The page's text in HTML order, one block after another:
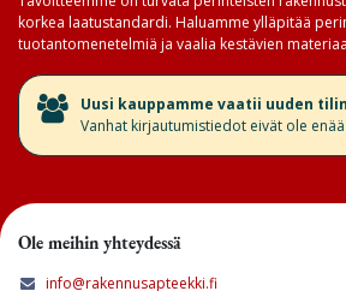
korkea laatustandardi. Haluamme ylläpitää
tuotantomenetelmiä ja vaalia kestävien
​Uusi kauppamme vaatii uuden
Vanhat kirjautumistiedot eivät ole
Ole meihin yhteydessä
info@rakennusapteekki.fi